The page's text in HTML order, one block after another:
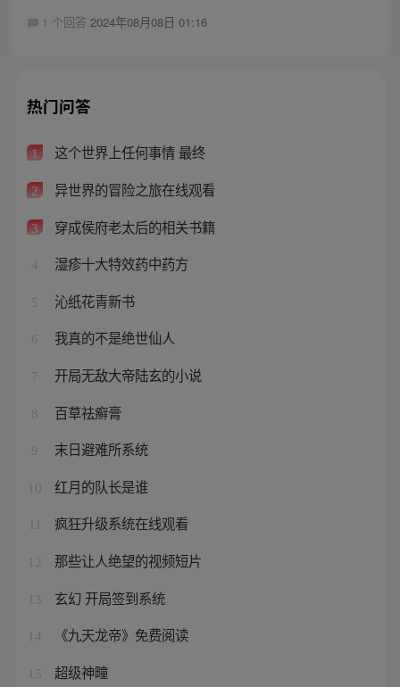
1 个回答 2024年08月08日 01:16
热门问答
1 这个世界上任何事情 最终
2 异世界的冒险之旅在线观看
3 穿成侯府老太后的相关书籍
4 湿疹十大特效药中药方
5 沁纸花青新书
6 我真的不是绝世仙人
7 开局无敌大帝陆玄的小说
8 百草祛癣膏
9 末日避难所系统
10 红月的队长是谁
疯狂升级系统在线观看
12 那些让人绝望的视频短片
13 玄幻 开局签到系统
14 《九天龙帝》免费阅读
15 超级神疃